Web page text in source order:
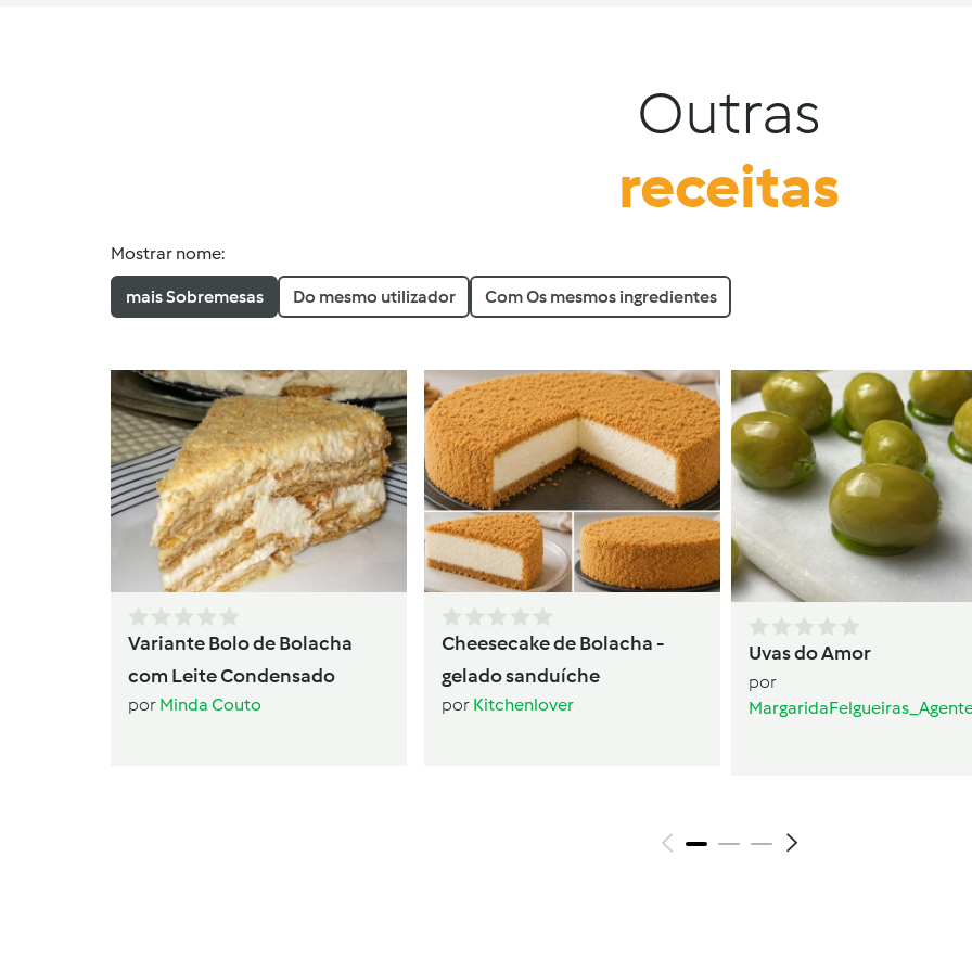
Outras
receitas
Mostrar nome:
mais Sobremesas Do mesmo utilizador Com Os mesmos ingredientes
Variante Bolo de Bolacha
com Leite Condensado
por Minda Couto
Cheesecake de Bolacha -
gelado sanduíche
por Kitchenlover
Uvas do Amor
por